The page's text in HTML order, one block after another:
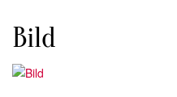
Bild